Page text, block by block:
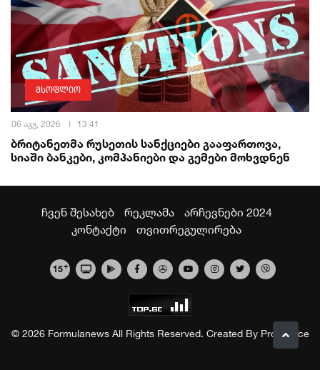
მსოფლიო
06 აგვ, 2026 13:41
ბრიტანეთმა რუსეთის სანქციები გააფართოვა,
სიაში ბანკები, კომპანიები და გემები მოხვდნენ
ჩვენ შესახებ რეკლამა
არჩევნები 2024
კონტაქტი
თვითრეგულირება
15+
© 2026 Formulanews All Rights Reserved. Created By Proservice